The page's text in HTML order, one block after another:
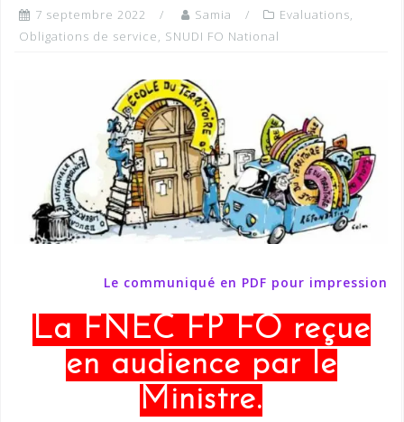
7 septembre 2022 Samia Evaluations,
Obligations de service, SNUDI FO National
Le communiqué en PDF pour impression
La FNEC FP FO reçue
en audience par le
Ministre.